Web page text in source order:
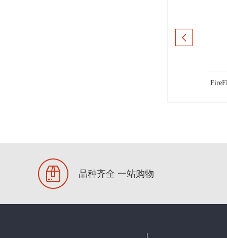
品种齐全 一站购物